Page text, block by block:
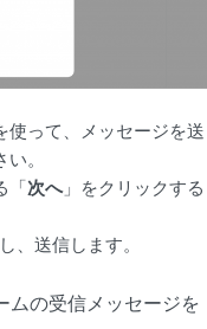
使って、メッセージを送
。
「次へ」をクリックする
、送信します。
ムの受信メッセージを